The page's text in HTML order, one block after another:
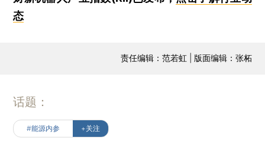
态
责任编辑：范若虹 | 版面编辑：张柘
话题：
#能源内参 +关注